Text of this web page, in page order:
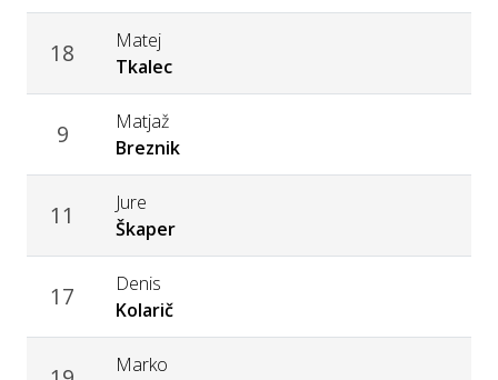
18
Matej
Tkalec
9
Matjaž
Breznik
11
Jure
Škaper
17
Denis
Kolarič
Marko